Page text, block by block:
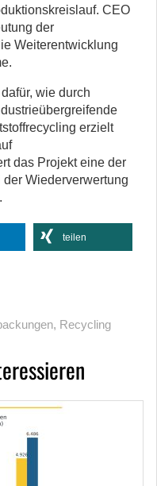
CEO
der
Weiterentwicklung
wie durch
erzielt
das Projekt eine der
Wiederverwertung
teilen
, Recycling